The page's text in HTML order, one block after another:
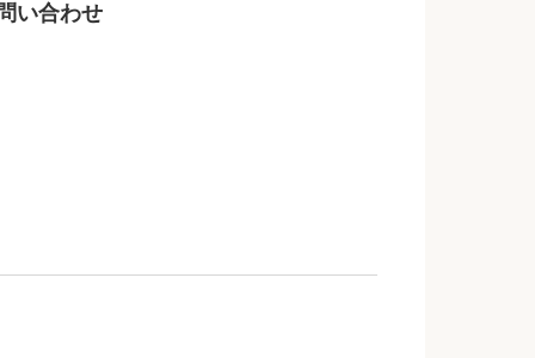
い合わせ